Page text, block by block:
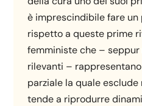
è imprescindibile fare un
rispetto a queste prime
femministe che –
rilevanti –
parziale la quale
tende a riprodurre